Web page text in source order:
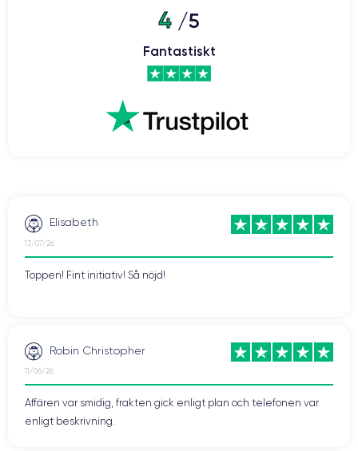
4 /5
Fantastiskt
Elisabeth
13/07/26
Toppen! Fint initiativ! Så nöjd!
Robin Christopher
11/06/26
Affären var smidig, frakten gick enligt plan och telefonen var
enligt beskrivning.